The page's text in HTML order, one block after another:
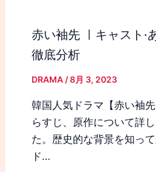
赤い袖先 ㅣキャスト·
徹底分析
DRAMA/8月 3, 2023
韓国人気ドラマ【赤い袖
らすじ、原作について詳
た。歴史的な背景を知っ
ド…